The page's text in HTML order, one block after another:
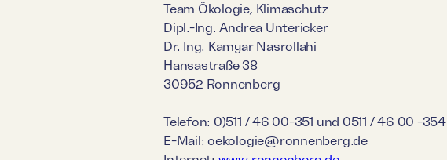
Team Ökologie, Klimaschutz
Dipl.-Ing. Andrea Untericker
Dr. Ing. Kamyar Nasrollahi
Hansastraße 38
30952 Ronnenberg
Telefon: 0)511 / 46 00-351 und 0511 / 46 00 -354
E-Mail: oekologie@ronnenberg.de